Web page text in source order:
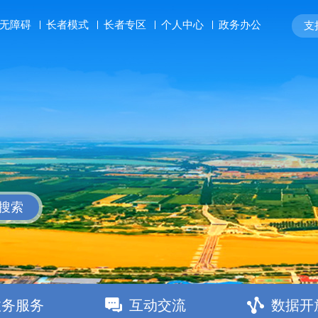
无障碍 长者模式 长者专区 个人中心 政务办公 支
索
服务 互动交流 数据开